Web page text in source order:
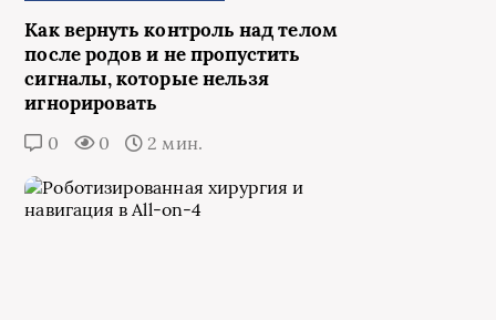
Как вернуть контроль над телом
после родов и не пропустить
сигналы, которые нельзя
игнорировать
0 0 2 мин.